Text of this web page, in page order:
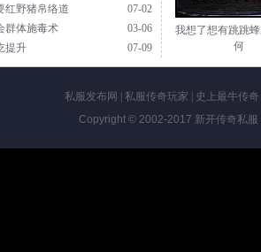
07-02
红野猪帛络道
03-06
群体施毒术
07-09
提升
我想了想有跳跳
何
私服发布网 私服传奇玩家 史上最牛传奇
Copyright © 2002-2017 新开传奇私服